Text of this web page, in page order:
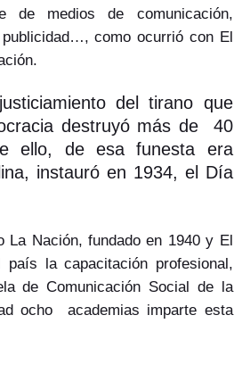
de medios de comunicación,
como ocurrió con El
del tirano que
destruyó más de 40
ello, de esa funesta era
instauró en 1934, el Día
La Nación, fundado en 1940 y El
la capacitación profesional,
de Comunicación Social de la
ocho academias imparte esta